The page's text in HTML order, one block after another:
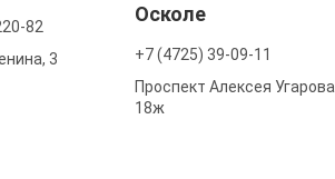
82
3
Осколе
+7 (4725) 39-09-11
Проспект Алексея Угарова
18ж